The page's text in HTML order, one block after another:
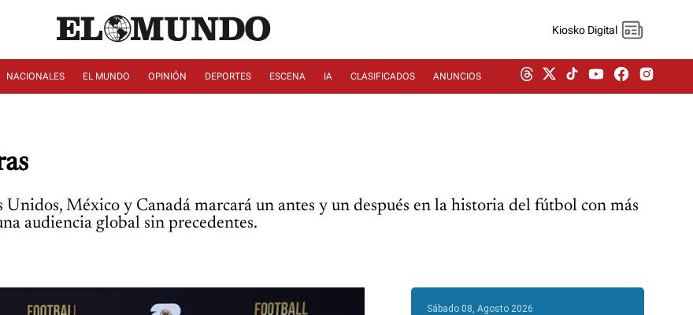
Kiosko Digital
NACIONALES EL MUNDO OPINIÓN DEPORTES ESCENA IA CLASIFICADOS ANUNCIOS
México y Canadá marcará un antes y un después en la historia del fútbol con más
audiencia global sin precedentes.
Sábado 08, Agosto 2026